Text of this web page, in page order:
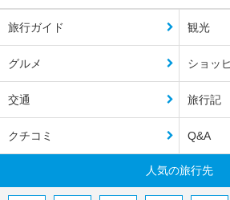
旅行ガイド 観光
グルメ ショッ
交通 旅行記
クチコミ Q&A
人気の旅行先